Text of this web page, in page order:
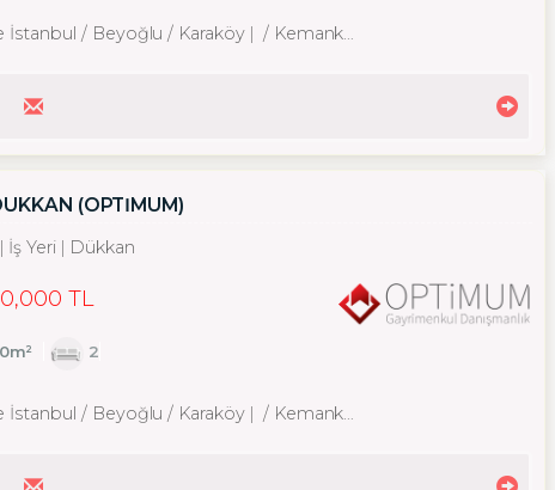
İstanbul / Beyoğlu / Karaköy / Kemankeş Karamustafa Paşa Mah.
(OPTİMUM)
İş Yeri Dükkan
TL
2
İstanbul / Beyoğlu / Karaköy / Kemankeş Karamustafa Paşa Mah.